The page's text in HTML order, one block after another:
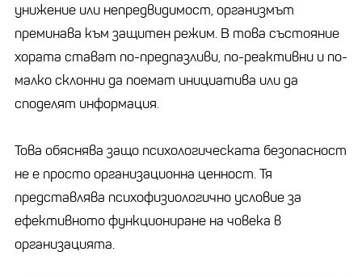
унижение или непредвидимост, организмът
преминава към защитен режим. В това състояние
хората стават по-предпазливи, по-реактивни и по-
малко склонни да поемат инициатива или да
споделят информация.
Това обяснява защо психологическата безопасност
не е просто организационна ценност. Тя
представлява психофизиологично условие за
ефективното функциониране на човека в
организацията.